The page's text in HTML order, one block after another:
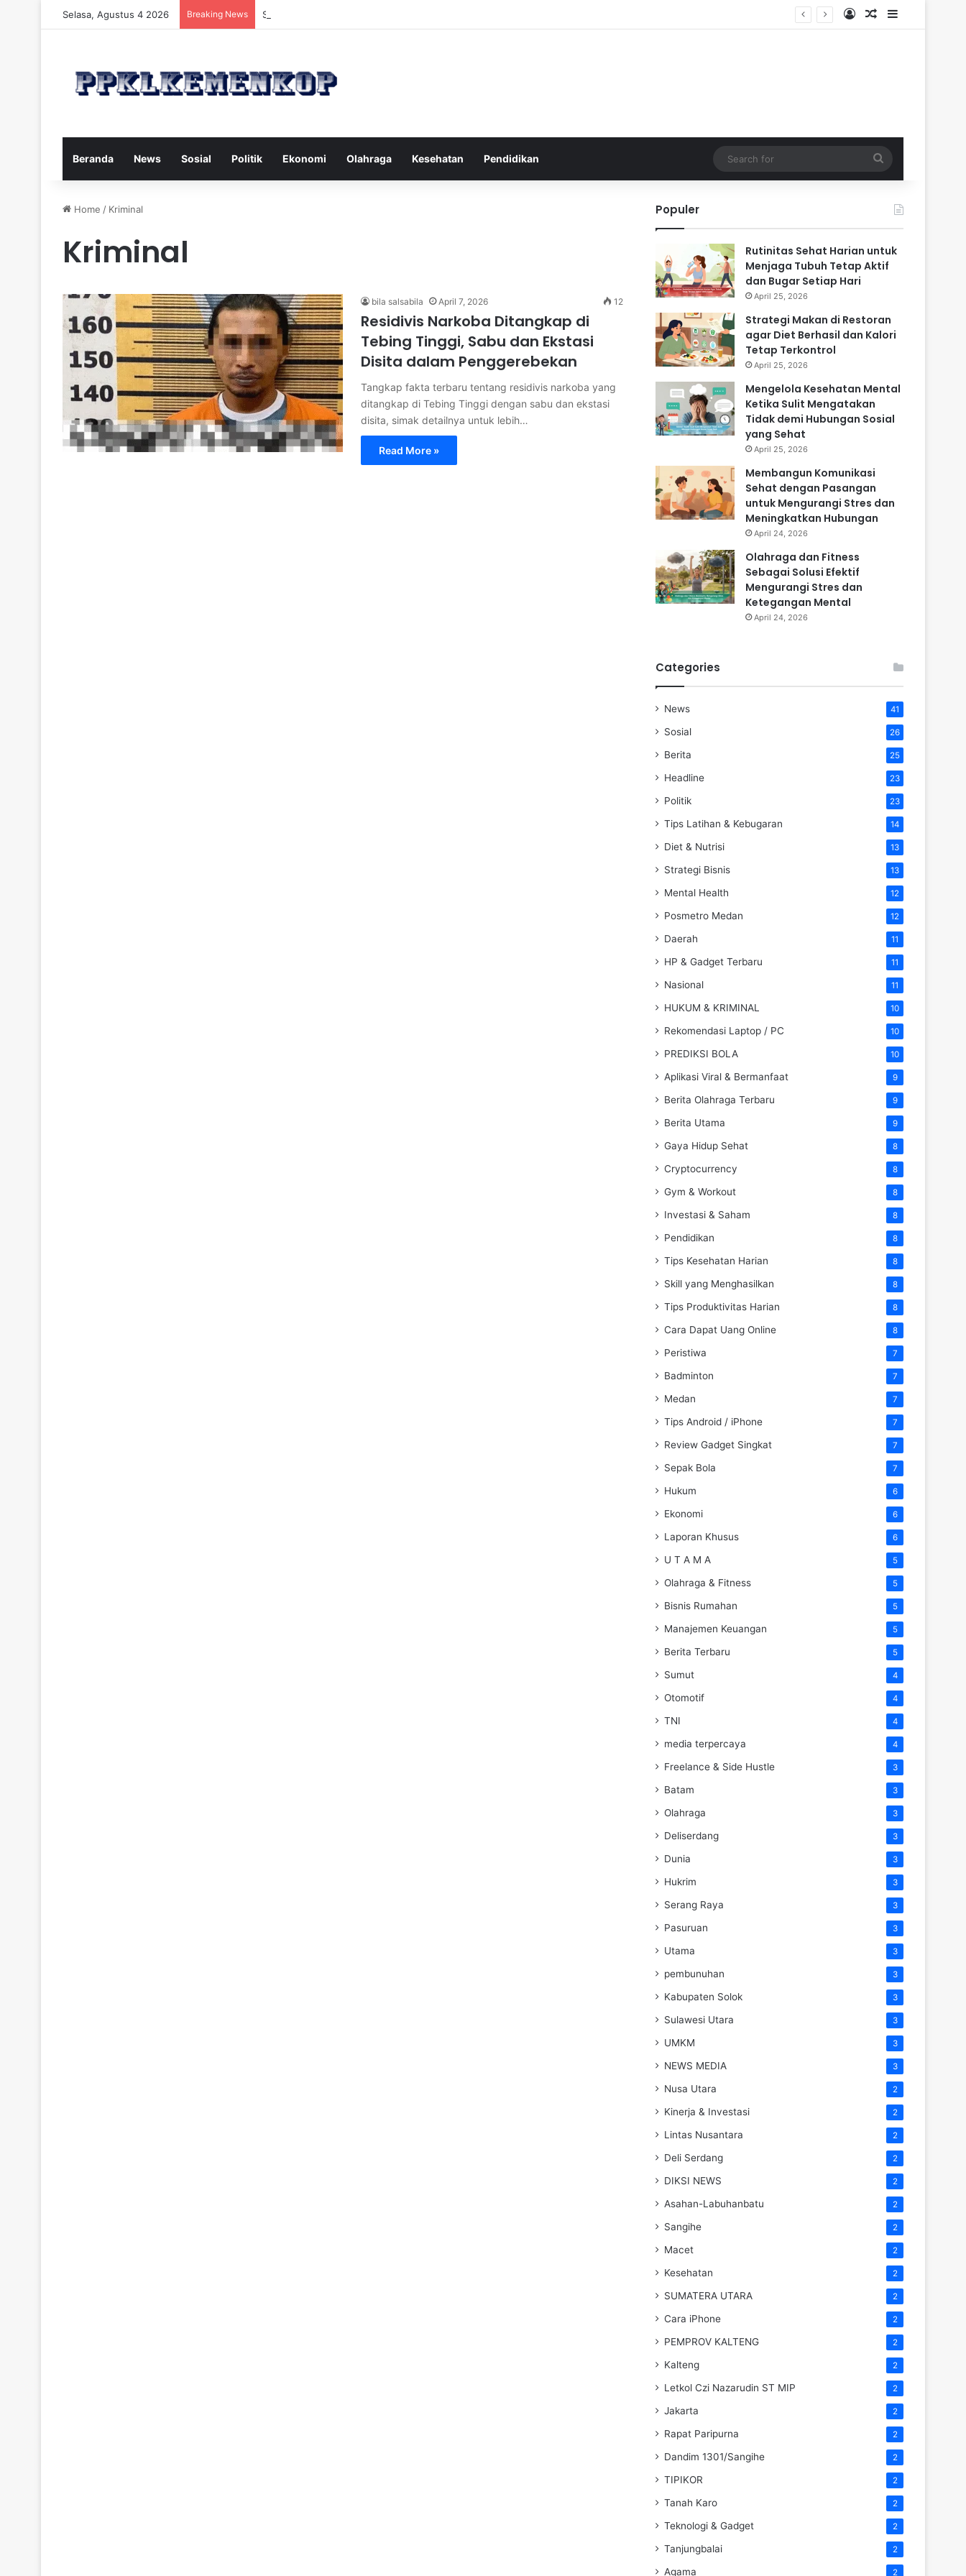
Selasa, Agustus 4 2026 Breaking News Strategi Makan di Restoran agar Diet Berhasil dan Kalori Tetap Terkontrol Log InRandom Article
Sidebar
Beranda News Sosial Politik Ekonomi Olahraga Kesehatan Pendidikan
for
Home / Kriminal
Kriminal
bila salsabila April 7, 2026 12
Residivis Narkoba Ditangkap di
Tebing Tinggi, Sabu dan Ekstasi
Disita dalam Penggerebekan
Tangkap fakta terbaru tentang residivis narkoba yang
ditangkap di Tebing Tinggi dengan sabu dan ekstasi
disita, simak detailnya untuk lebih…
Read More »
Populer
Rutinitas Sehat Harian untuk
Menjaga Tubuh Tetap Aktif
dan Bugar Setiap Hari
April 25, 2026
Strategi Makan di Restoran
agar Diet Berhasil dan Kalori
Tetap Terkontrol
April 25, 2026
Mengelola Kesehatan Mental
Ketika Sulit Mengatakan
Tidak demi Hubungan Sosial
yang Sehat
April 25, 2026
Membangun Komunikasi
Sehat dengan Pasangan
untuk Mengurangi Stres dan
Meningkatkan Hubungan
April 24, 2026
Olahraga dan Fitness
Sebagai Solusi Efektif
Mengurangi Stres dan
Ketegangan Mental
April 24, 2026
Categories
News 41
Sosial 26
Berita 25
Headline 23
Politik 23
Tips Latihan & Kebugaran 14
Diet & Nutrisi 13
Strategi Bisnis 13
Mental Health 12
Posmetro Medan 12
Daerah 11
HP & Gadget Terbaru 11
Nasional 11
HUKUM & KRIMINAL 10
Rekomendasi Laptop / PC 10
PREDIKSI BOLA 10
Aplikasi Viral & Bermanfaat 9
Berita Olahraga Terbaru 9
Berita Utama 9
Gaya Hidup Sehat 8
Cryptocurrency 8
Gym & Workout 8
Investasi & Saham 8
Pendidikan 8
Tips Kesehatan Harian 8
Skill yang Menghasilkan 8
Tips Produktivitas Harian 8
Cara Dapat Uang Online 8
Peristiwa 7
Badminton 7
Medan 7
Tips Android / iPhone 7
Review Gadget Singkat 7
Sepak Bola 7
Hukum 6
Ekonomi 6
Laporan Khusus 6
U T A M A 5
Olahraga & Fitness 5
Bisnis Rumahan 5
Manajemen Keuangan 5
Berita Terbaru 5
Sumut 4
Otomotif 4
TNI 4
media terpercaya 4
Freelance & Side Hustle 3
Batam 3
Olahraga 3
Deliserdang 3
Dunia 3
Hukrim 3
Serang Raya 3
Pasuruan 3
Utama 3
pembunuhan 3
Kabupaten Solok 3
Sulawesi Utara 3
UMKM 3
NEWS MEDIA 3
Nusa Utara 2
Kinerja & Investasi 2
Lintas Nusantara 2
Deli Serdang 2
DIKSI NEWS 2
Asahan-Labuhanbatu 2
Sangihe 2
Macet 2
Kesehatan 2
SUMATERA UTARA 2
Cara iPhone 2
PEMPROV KALTENG 2
Kalteng 2
Letkol Czi Nazarudin ST MIP 2
Jakarta 2
Rapat Paripurna 2
Dandim 1301/Sangihe 2
TIPIKOR 2
Tanah Karo 2
Teknologi & Gadget 2
Tanjungbalai 2
Agama 2